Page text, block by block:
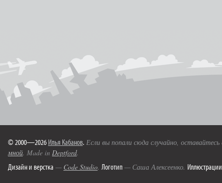
© 2000—2026 Илья Кабанов. Если вы попали сюда случайно,
мной. Made in Deptford.
Дизайн и верстка — Code Studio. Логотип — Саша Алексеенко. Иллюстрации